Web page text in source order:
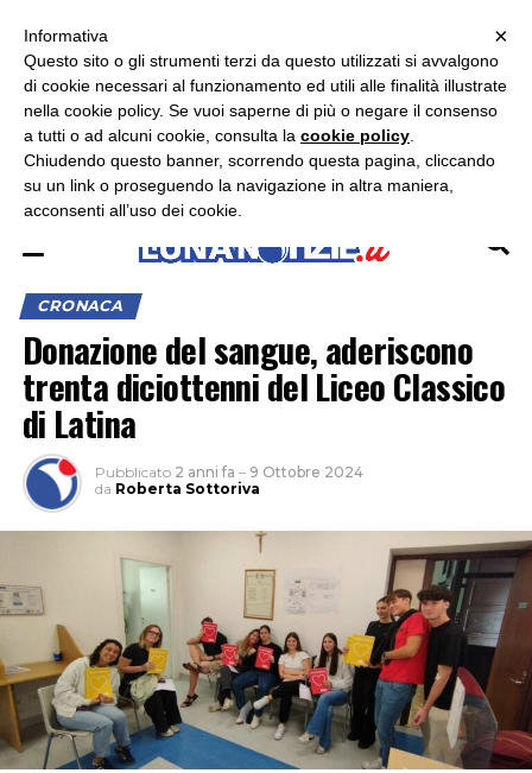
ASCOLTA RADIO LUNA
CRONACA
Donazione del sangue, aderiscono
trenta diciottenni del Liceo Classico
di Latina
Pubblicato 2 anni fa – 9 Ottobre 2024
da Roberta Sottoriva
×
×
Informativa
Questo sito o gli strumenti terzi da questo utilizzati si avvalgono
di cookie necessari al funzionamento ed utili alle finalità illustrate
nella cookie policy. Se vuoi saperne di più o negare il consenso
a tutti o ad alcuni cookie, consulta la cookie policy
Chiudendo questo banner, scorrendo questa pagina, cliccando
su un link o proseguendo la navigazione in altra maniera,
acconsenti all’uso dei cookie.